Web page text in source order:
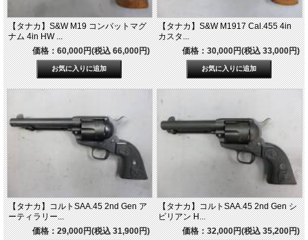
【タナカ】S&W M19 コンバットマグ
ナム 4in HW ...
価格：60,000円(税込 66,000円)
【タナカ】S&W M1917 Cal.455 4in
カスタ...
価格：30,000円(税込 33,000円)
【タナカ】コルトSAA.45 2nd Gen ア
ーティラリー...
価格：29,000円(税込 31,900円)
【タナカ】コルトSAA.45 2nd Gen シ
ビリアン H...
価格：32,000円(税込 35,200円)